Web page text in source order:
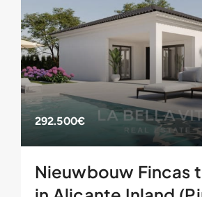
292.500€
Nieuwbouw Fincas